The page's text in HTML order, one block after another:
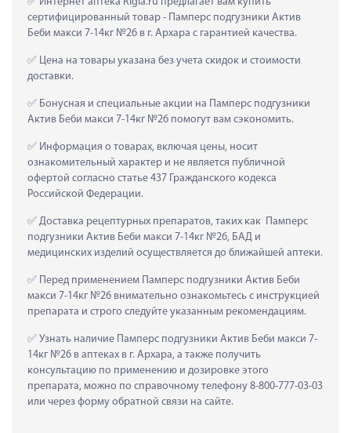
сертифицированный товар - Памперс подгузники Актив
Беби макси 7-14кг №26 в г. Архара с гарантией качества.
Цена на товары указана без учета скидок и стоимости
доставки.
Бонусная и специальные акции на Памперс подгузники
Актив Беби макси 7-14кг №26 помогут вам сэкономить.
Информация о товарах, включая цены, носит
ознакомительный характер и не является публичной
офертой согласно статье 437 Гражданского кодекса
Российской Федерации.
Доставка рецептурных препаратов, таких как  Памперс
подгузники Актив Беби макси 7-14кг №26, БАД и
медицинских изделий осуществляется до ближайшей аптеки.
Перед применением Памперс подгузники Актив Беби
макси 7-14кг №26 внимательно ознакомьтесь с инструкцией
препарата и строго следуйте указанным рекомендациям.
Узнать наличие Памперс подгузники Актив Беби макси 7-
14кг №26 в аптеках в г. Архара, а также получить
консультацию по применению и дозировке этого
препарата, можно по справочному телефону 8-800-777-03-03
или через форму обратной связи на сайте.